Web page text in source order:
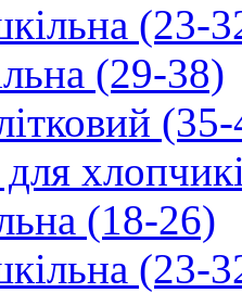
(23-
(29-38)
(18-26)
(23-